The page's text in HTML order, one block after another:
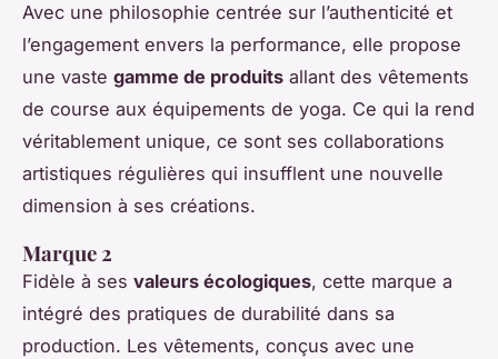
Avec une philosophie centrée sur l’authenticité et
l’engagement envers la performance, elle propose
une vaste gamme de produits allant des vêtements
de course aux équipements de yoga. Ce qui la rend
véritablement unique, ce sont ses collaborations
artistiques régulières qui insufflent une nouvelle
dimension à ses créations.
Marque 2
Fidèle à ses valeurs écologiques, cette marque a
intégré des pratiques de durabilité dans sa
production. Les vêtements, conçus avec une